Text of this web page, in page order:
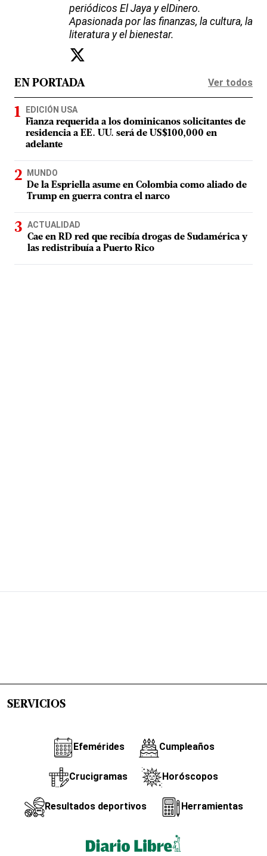
periódicos El Jaya y elDinero.
Apasionada por las finanzas, la cultura, la
literatura y el bienestar.
EN PORTADA Ver todos
EDICIÓN USA
Fianza requerida a los dominicanos solicitantes de
residencia a EE. UU. será de US$100,000 en
adelante
MUNDO
De la Espriella asume en Colombia como aliado de
Trump en guerra contra el narco
ACTUALIDAD
Cae en RD red que recibía drogas de Sudamérica y
las redistribuía a Puerto Rico
SERVICIOS
Efemérides Cumpleaños
Crucigramas Horóscopos
Resultados deportivos Herramientas